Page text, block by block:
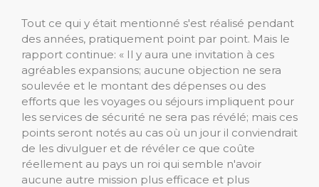
Tout ce qui y était mentionné s'est réalisé pendant
des années, pratiquement point par point. Mais le
rapport continue: « Il y aura une invitation à ces
agréables expansions; aucune objection ne sera
soulevée et le montant des dépenses ou des
efforts que les voyages ou séjours impliquent pour
les services de sécurité ne sera pas révélé; mais ces
points seront notés au cas où un jour il conviendrait
de les divulguer et de révéler ce que coûte
réellement au pays un roi qui semble n'avoir
aucune autre mission plus efficace et plus